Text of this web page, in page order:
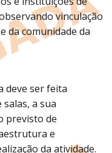
vinculação
da comunidade da
deve ser feita
a sua
previsto de
e
da atividade.